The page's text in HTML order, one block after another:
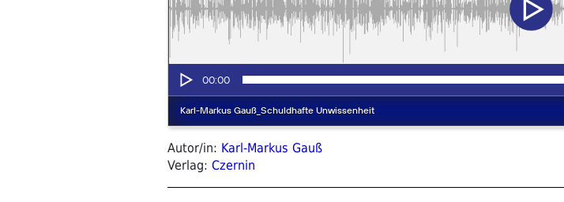
Autor/in: Karl-Markus Gauß
Verlag: Czernin